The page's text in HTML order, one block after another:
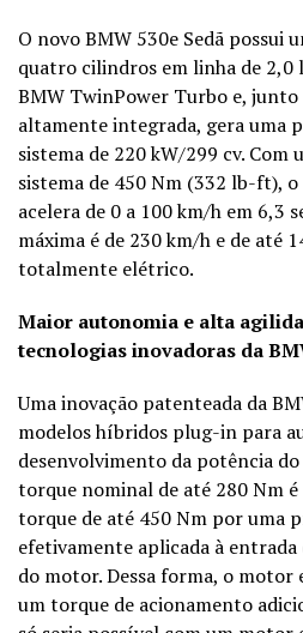
O novo BMW 530e Sedã possui
quatro cilindros em linha de
BMW TwinPower Turbo e,
altamente integrada, gera uma
sistema de 220 kW/299 cv. Com
sistema de 450 Nm (332 lb-ft), o
acelera de 0 a 100 km/h em 6,3
máxima é de 230 km/h e de até
totalmente elétrico.
Maior autonomia e alta
tecnologias inovadoras da
Uma inovação patenteada da
modelos híbridos plug-in para
desenvolvimento da potência
torque nominal de até 280 Nm
torque de até 450 Nm por uma
efetivamente aplicada à
do motor. Dessa forma, o
um torque de acionamento